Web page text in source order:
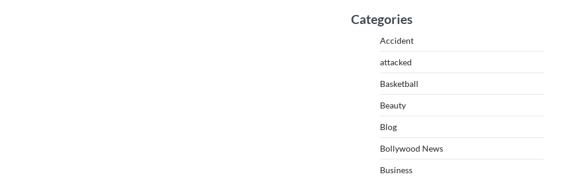
Categories
Accident
attacked
Basketball
Beauty
Blog
Bollywood News
Business